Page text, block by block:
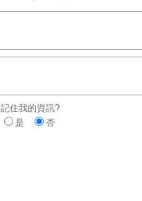
記住我的資訊?
是
否